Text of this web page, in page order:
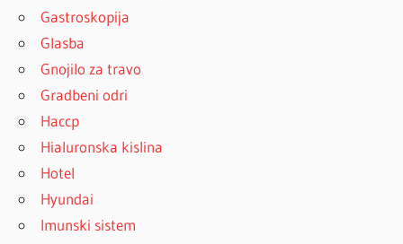
Gastroskopija
Glasba
Gnojilo za travo
Gradbeni odri
Haccp
Hialuronska kislina
Hotel
Hyundai
Imunski sistem